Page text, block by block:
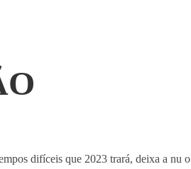
difíceis que 2023 trará, deixa a nu o